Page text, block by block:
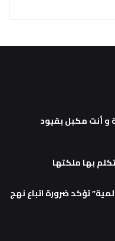
و أنت مكبل بقيود
بها ملكتها
تؤكد ضرورة اتباع نهج